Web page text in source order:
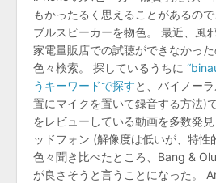
もかったるく思えることがあるの
ブルスピーカーを物色。 最近、風
家電量販店での試聴ができなかった
色々検索。 探しているうちに
うキーワードで探すと、バイノー
置にマイクを置いて録音する方法)
をレビューしている動画を多数発
ッドフォン (解像度は低いが、特性
色々聞き比べたところ、Bang &
が良さそうと言うことになった。